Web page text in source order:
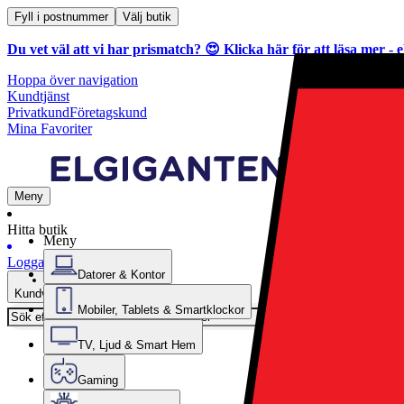
Fyll i postnummer Välj butik
Du vet väl att vi har prismatch? 😍 Klicka här för att läsa mer -
Hoppa över navigation
Kundtjänst
PrivatkundFöretagskund
Mina Favoriter
Meny
Hitta butik
Logga in
Kundvagn
Meny
Datorer & Kontor
Mobiler, Tablets & Smartklockor
TV, Ljud & Smart Hem
Gaming